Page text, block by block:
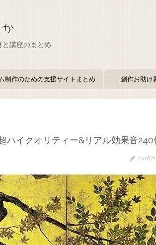
講座のまとめ
制作のための支援サイトまとめ 創作お助け
ハイクオリティー&リアル効果音240
2016/